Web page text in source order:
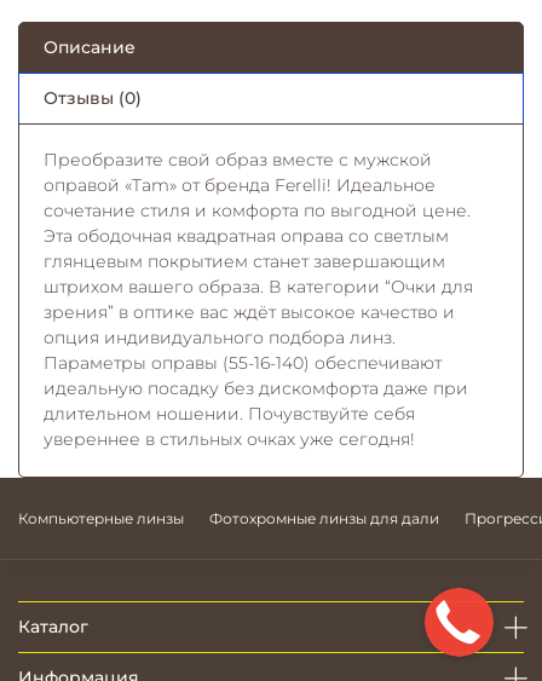
Описание
Отзывы (0)
Преобразите свой образ вместе с мужской
оправой «Tam» от бренда Ferelli! Идеальное
сочетание стиля и комфорта по выгодной цене.
Эта ободочная квадратная оправа со светлым
глянцевым покрытием станет завершающим
штрихом вашего образа. В категории “Очки для
зрения” в оптике вас ждёт высокое качество и
опция индивидуального подбора линз.
Параметры оправы (55-16-140) обеспечивают
идеальную посадку без дискомфорта даже при
длительном ношении. Почувствуйте себя
увереннее в стильных очках уже сегодня!
Компьютерные линзы Фотохромные линзы для дали
Каталог